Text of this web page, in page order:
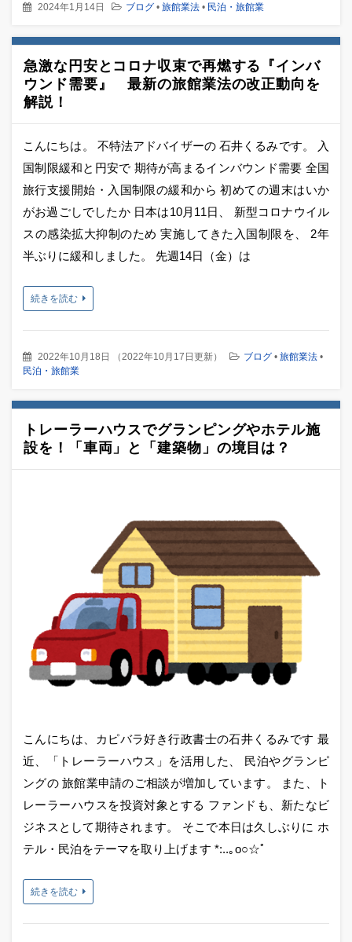
2024年1月14日 ブログ • 旅館業法 • 民泊・旅館業
急激な円安とコロナ収束で再燃する『インバ
ウンド需要』 最新の旅館業法の改正動向を
解説！
こんにちは。 不特法アドバイザーの 石井くるみです。 入
国制限緩和と円安で 期待が高まるインバウンド需要 全国
旅行支援開始・入国制限の緩和から 初めての週末はいか
がお過ごしでしたか 日本は10月11日、 新型コロナウイル
スの感染拡大抑制のため 実施してきた入国制限を、 2年
半ぶりに緩和しました。 先週14日（金）は
続きを読む
2022年10月18日 （2022年10月17日更新） ブログ • 旅館業法 •
民泊・旅館業
トレーラーハウスでグランピングやホテル施
設を！「車両」と「建築物」の境目は？
こんにちは、カピバラ好き行政書士の石井くるみです 最
近、「トレーラーハウス」を活用した、 民泊やグランピ
ングの 旅館業申請のご相談が増加しています。 また、ト
レーラーハウスを投資対象とする ファンドも、新たなビ
ジネスとして期待されます。 そこで本日は久しぶりに ホ
テル・民泊をテーマを取り上げます *:..｡o○☆ﾟ
続きを読む